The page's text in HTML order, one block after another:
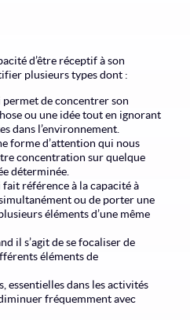
d’être réceptif à son
plusieurs types dont :
permet de concentrer son
ou une idée tout en ignorant
dans l’environnement.
forme d’attention qui nous
concentration sur quelque
déterminée.
fait référence à la capacité à
ou de porter une
éléments d’une même
il s’agit de se focaliser de
éléments de
essentielles dans les activités
fréquemment avec